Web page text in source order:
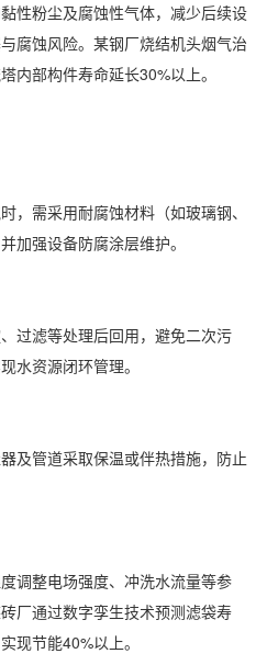
性粉尘及腐蚀性气体，减少后续设
腐蚀风险。某钢厂烧结机头烟气治
内部构件寿命延长30%以上。
，需采用耐腐蚀材料（如玻璃钢、
加强设备防腐涂层维护。
过滤等处理后回用，避免二次污
水资源闭环管理。
及管道采取保温或伴热措施，防止
调整电场强度、冲洗水流量等参
厂通过数字孪生技术预测滤袋寿
现节能40%以上。